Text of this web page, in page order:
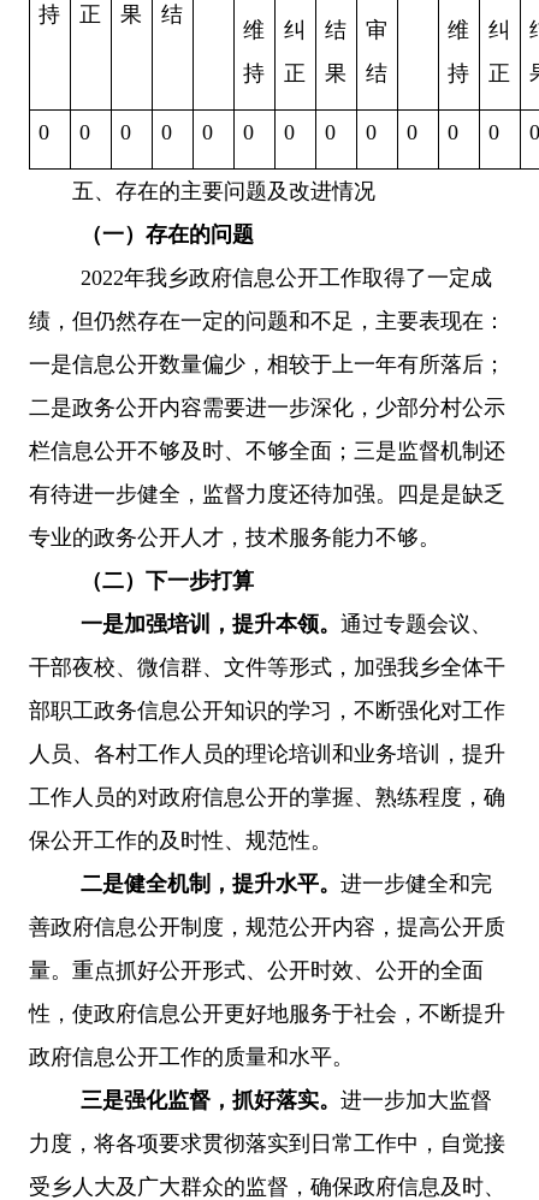
持
正
果
结
维
持
纠
正
结
果
审
结
维
持
纠
正
0 0 0 0 0 0 0 0 0 0 0 0
五、存在的主要问题及改进情况
（一）存在的问题
2022年我乡政府信息公开工作取得了一定成
绩，但仍然存在一定的问题和不足，主要表现在：
一是信息公开数量偏少，相较于上一年有所落后；
二是政务公开内容需要进一步深化，少部分村公示
栏信息公开不够及时、不够全面；三是监督机制还
有待进一步健全，监督力度还待加强。四是是缺乏
专业的政务公开人才，技术服务能力不够。
（二）下一步打算
一是加强培训，提升本领。 通过专题会议、
干部夜校、微信群、文件等形式，加强我乡全体干
部职工政务信息公开知识的学习，不断强化对工作
人员、各村工作人员的理论培训和业务培训，提升
工作人员的对政府信息公开的掌握、熟练程度，确
保公开工作的及时性、规范性。
二是健全机制，提升水平。 进一步健全和完
善政府信息公开制度，规范公开内容，提高公开质
量。重点抓好公开形式、公开时效、公开的全面
性， 使政府信息公开更好地服务于社会，不断提升
政府信息公开工作的质量和水平。
三是强化监督，抓好落实。 进一步加大监督
力度，将各项要求贯彻落实到日常工作中，自觉接
受乡人大及广大群众的监督，确保政府信息及时、